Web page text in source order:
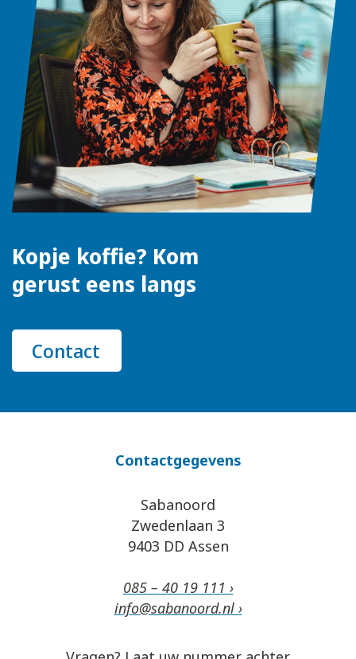
Kopje koffie? Kom
gerust eens langs
Contact
Contactgegevens
Sabanoord
Zwedenlaan 3
9403 DD Assen
085 – 40 19 111 ›
info@sabanoord.nl ›